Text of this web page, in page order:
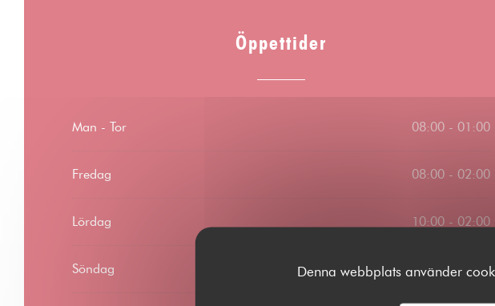
Denna webbplats använder
Öppettider
Man - Tor 08:00 - 01:00
Fredag 08:00 - 02:00
Lördag 10:00 - 02:00
Söndag 10:00 - 00:00